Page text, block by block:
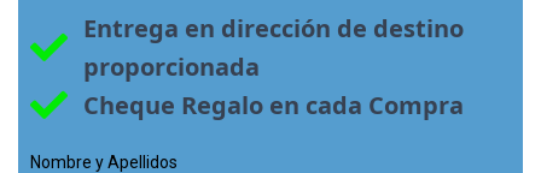
Entrega en dirección de destino
proporcionada
Cheque Regalo en cada Compra
Nombre y Apellidos